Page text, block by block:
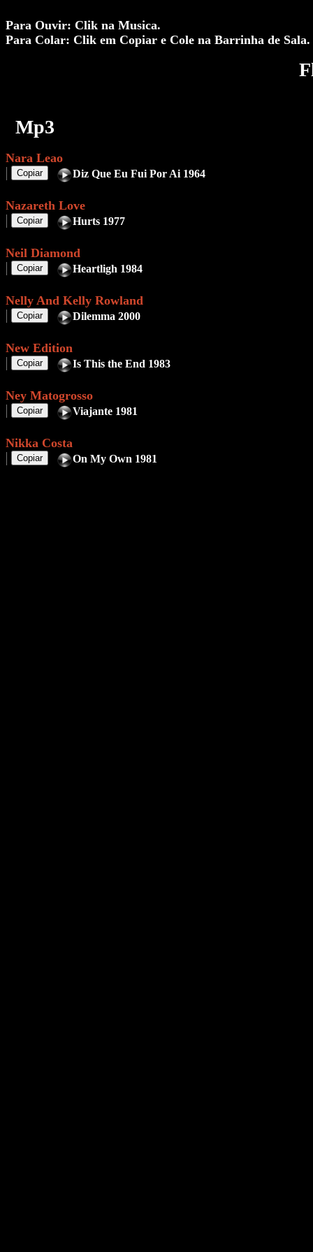
Para Ouvir: Clik na Musica.
Para Colar: Clik em Copiar e Cole na Barrinha de Sala.
Mp3
Nara Leao
Diz Que Eu Fui Por Ai 1964
Copiar
Nazareth Love
Hurts 1977
Copiar
Neil Diamond
Heartligh 1984
Copiar
Nelly And Kelly Rowland
Dilemma 2000
Copiar
New Edition
Is This the End 1983
Copiar
Ney Matogrosso
Viajante 1981
Copiar
Nikka Costa
On My Own 1981
Copiar